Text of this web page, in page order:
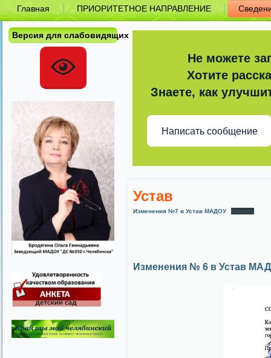
Главная ПРИОРИТЕТНОЕ НАПРАВЛЕНИЕ
Версия для слабовидящих
Не можете
Хотите
Знаете, как
Написать сообщение
Устав
Изменения №7 в Устав МАДОУ Скачать
Изменения № 6 в Устав МА